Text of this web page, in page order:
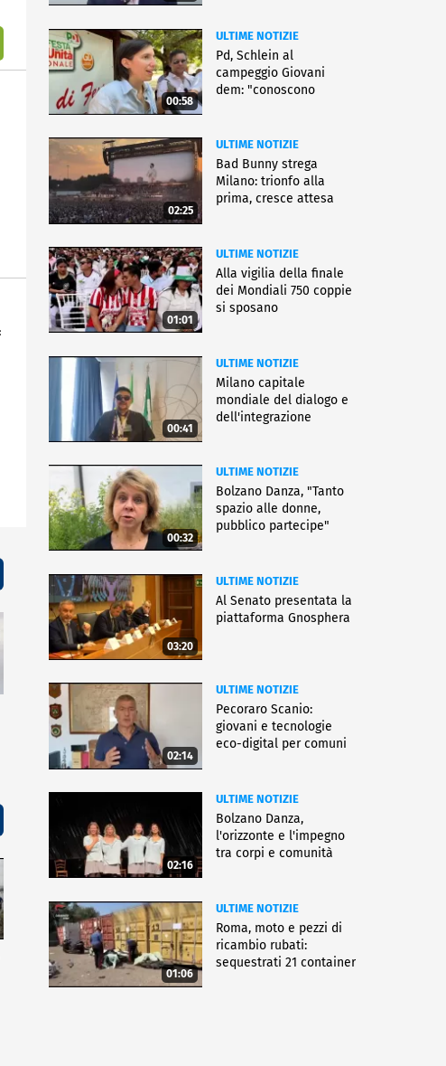
00:58
ULTIME NOTIZIE
Pd, Schlein al
campeggio Giovani
dem: "conoscono
02:25
ULTIME NOTIZIE
Bad Bunny strega
Milano: trionfo alla
prima, cresce attesa
01:01
ULTIME NOTIZIE
Alla vigilia della finale
dei Mondiali 750 coppie
si sposano
00:41
ULTIME NOTIZIE
Milano capitale
mondiale del dialogo e
dell'integrazione
00:32
ULTIME NOTIZIE
Bolzano Danza, "Tanto
spazio alle donne,
pubblico partecipe"
03:20
ULTIME NOTIZIE
Al Senato presentata la
piattaforma Gnosphera
02:14
ULTIME NOTIZIE
Pecoraro Scanio:
giovani e tecnologie
eco-digital per comuni
02:16
ULTIME NOTIZIE
Bolzano Danza,
l'orizzonte e l'impegno
tra corpi e comunità
01:06
ULTIME NOTIZIE
Roma, moto e pezzi di
ricambio rubati:
sequestrati 21 container